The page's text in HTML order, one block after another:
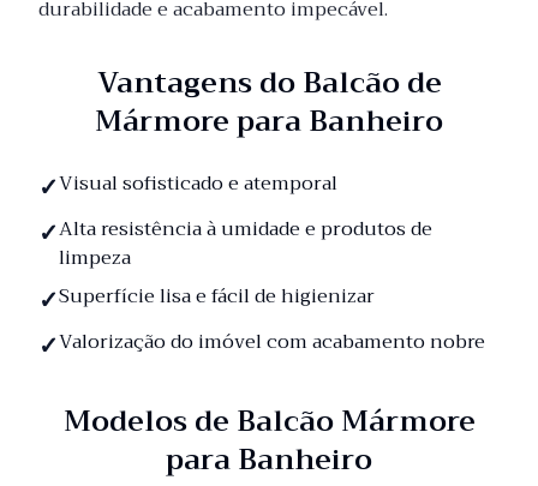
durabilidade e acabamento impecável.
Vantagens do Balcão de
Mármore para Banheiro
Visual sofisticado e atemporal
Alta resistência à umidade e produtos de
limpeza
Superfície lisa e fácil de higienizar
Valorização do imóvel com acabamento nobre
Modelos de Balcão Mármore
para Banheiro